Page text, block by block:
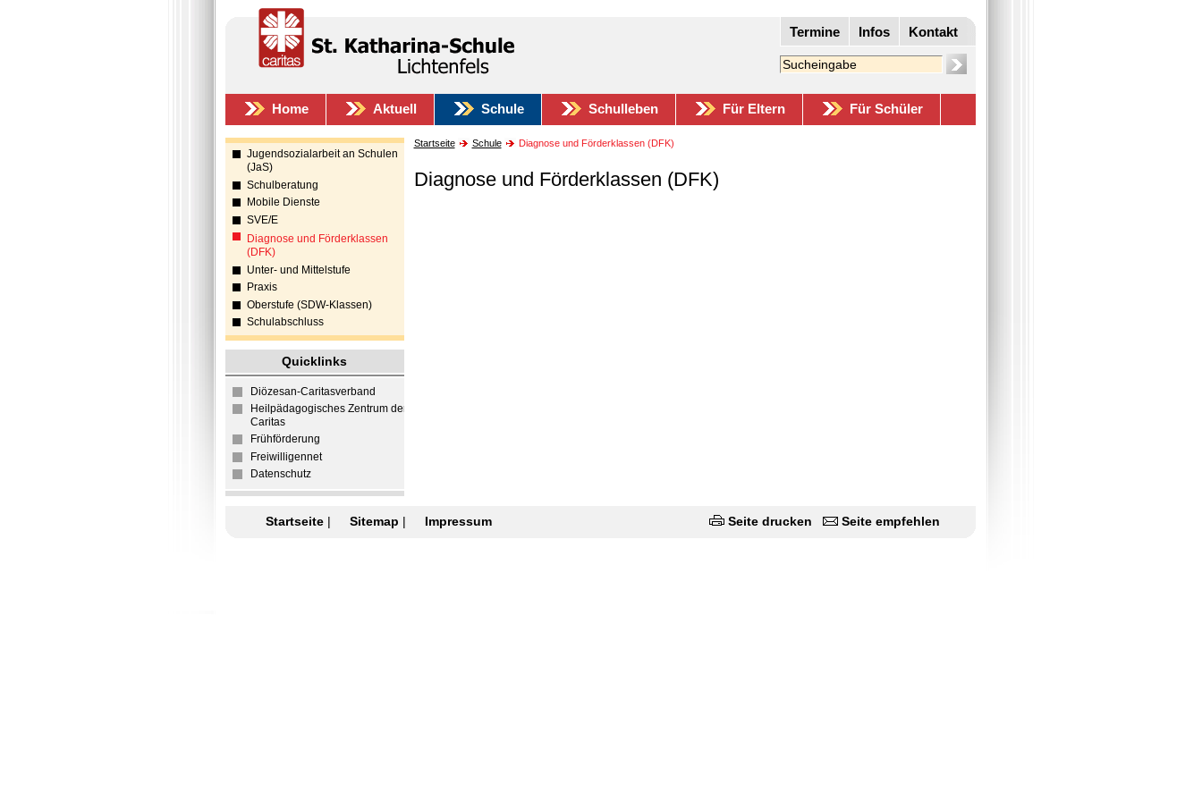
Termine Infos Kontakt
Home Aktuell Schule Schulleben Für Eltern Für Schüler
Jugendsozialarbeit an Schulen
(JaS)
Schulberatung
Mobile Dienste
SVE/E
Diagnose und Förderklassen
(DFK)
Unter- und Mittelstufe
Praxis
Oberstufe (SDW-Klassen)
Schulabschluss
Quicklinks
Diözesan-Caritasverband
Heilpädagogisches Zentrum der
Caritas
Frühförderung
Freiwilligennet
Datenschutz
Startseite Schule Diagnose und Förderklassen (DFK)
Diagnose und Förderklassen (DFK)
Startseite| Sitemap | Impressum Seite drucken Seite empfehlen